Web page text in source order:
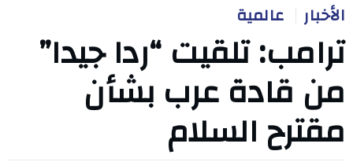
الأخبار عالمية
ترامب: تلقيت “ردا جيدا”
من قادة عرب بشأن
مقترح السلام